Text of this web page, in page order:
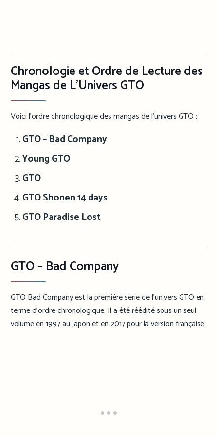
Chronologie et Ordre de Lecture des
Mangas de L’Univers GTO
Voici l’ordre chronologique des mangas de l’univers GTO :
GTO – Bad Company
Young GTO
GTO
GTO Shonen 14 days
GTO Paradise Lost
GTO – Bad Company
GTO Bad Company est la première série de l’univers GTO en
terme d’ordre chronologique. Il a été réédité sous un seul
volume en 1997 au Japon et en 2017 pour la version française.